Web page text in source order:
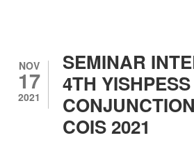
3
NOV
17
2021
SEMINAR
4TH
COIS 2021